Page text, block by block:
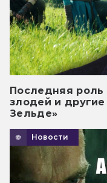
Последняя роль
злодей и
Зельде»
Новости